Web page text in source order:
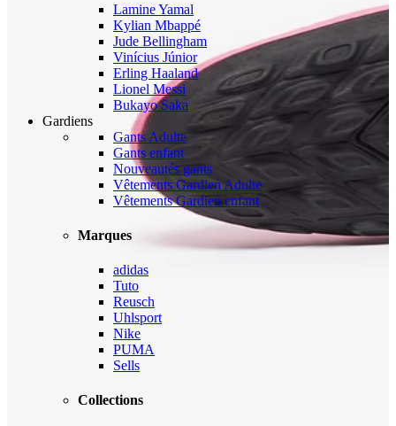
Lamine Yamal
Kylian Mbappé
Jude Bellingham
Vinícius Júnior
Erling Haaland
Lionel Messi
Bukayo Saka
Gardiens
Gants Adulte
Gants enfant
Nouveautés gants
Vêtements Gardien Adulte
Vêtements Gardien enfant
Marques
adidas
Tuto
Reusch
Uhlsport
Nike
PUMA
Sells
Collections